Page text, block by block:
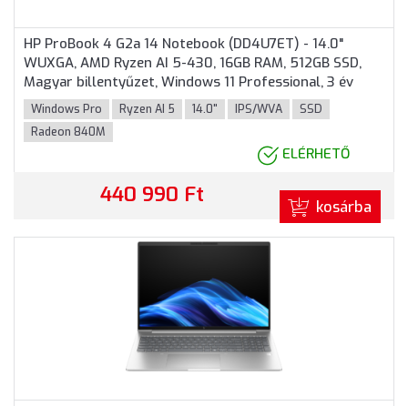
HP ProBook 4 G2a 14 Notebook (DD4U7ET) - 14.0"
WUXGA, AMD Ryzen AI 5-430, 16GB RAM, 512GB SSD,
Magyar billentyűzet, Windows 11 Professional, 3 év
garancia, Ezüst színben
Windows Pro Ryzen AI 5 14.0" IPS/WVA
SSD
Radeon 840M
ELÉRHETŐ
440 990 Ft kosárba